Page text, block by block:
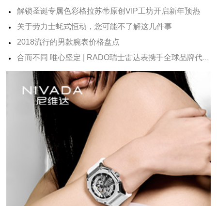
解锁圣诞专属色彩格拉苏蒂原创VIP工坊开启新年预热
关于劳力士蚝式恒动，您可能不了解这几件事
2018流行的男款腕表价格盘点
合而不同 唯心坚定 | RADO瑞士雷达表携手全球品牌代言人汤唯揭幕全新DiaMaster钻霸系列对表